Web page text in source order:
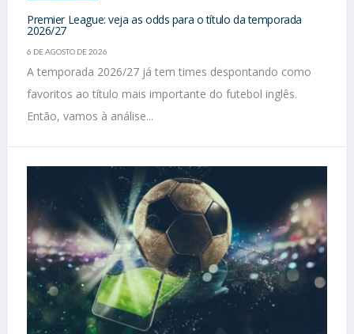
Premier League: veja as odds para o título da temporada
2026/27
6 DE AGOSTO DE 2026
A temporada 2026/27 já tem times despontando como
favoritos ao título mais importante do futebol inglês.
Então, vamos à análise...